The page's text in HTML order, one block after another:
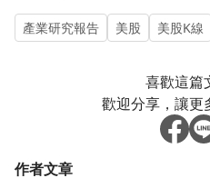
產業研究報告 美股 美股K線
喜歡這篇
歡迎分享，讓更
作者文章